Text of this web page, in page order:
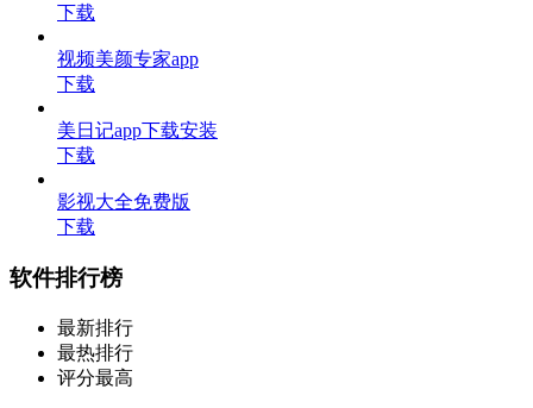
下载
视频美颜专家app
下载
美日记app下载安装
下载
影视大全免费版
下载
软件排行榜
最新排行
最热排行
评分最高